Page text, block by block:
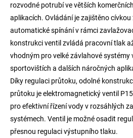
rozvodné potrubí ve větších
aplikacích. Ovládání je zajištěno cívkou
automatické spínání v rámci
konstrukci ventil zvládá pracovní tlak
vhodným pro velké závlahové systémy
sportovištích a dalších náročných
Díky regulaci průtoku, odolné
průtoku je elektromagnetický ventil
pro efektivní řízení vody v rozsáhlých
systémech. Ventil je možné osadit
přesnou regulaci výstupního tlaku.